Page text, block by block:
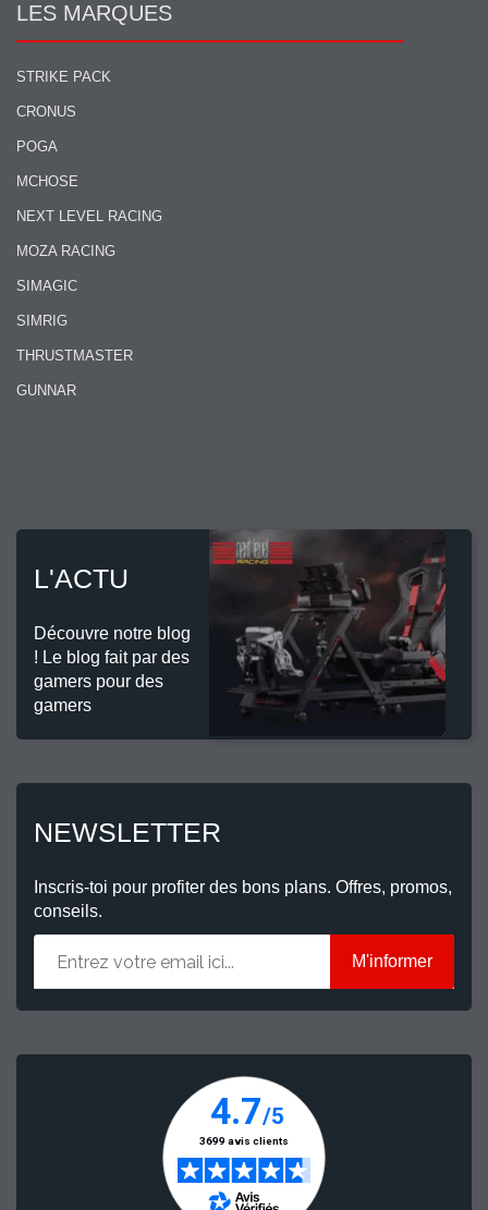
LES MARQUES
STRIKE PACK
CRONUS
POGA
MCHOSE
NEXT LEVEL RACING
MOZA RACING
SIMAGIC
SIMRIG
THRUSTMASTER
GUNNAR
L'ACTU
Découvre notre blog
! Le blog fait par des
gamers pour des
gamers
NEWSLETTER
Inscris-toi pour profiter des bons plans. Offres, promos,
conseils.
M'informer